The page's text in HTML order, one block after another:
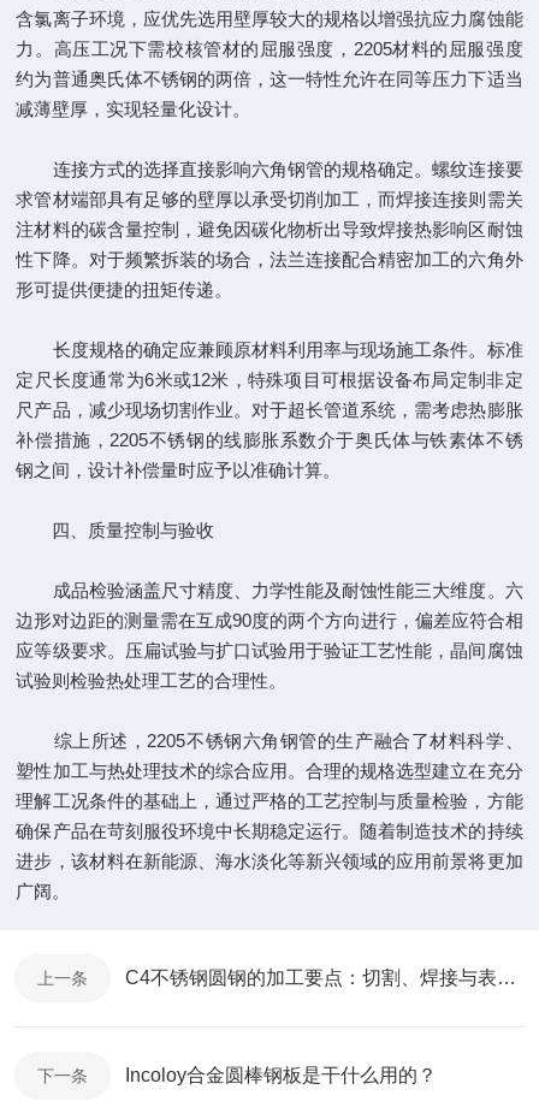
含氯离子环境，应优先选用壁厚较大的规格以增强抗应力腐蚀能
力。高压工况下需校核管材的屈服强度，2205材料的屈服强度
约为普通奥氏体不锈钢的两倍，这一特性允许在同等压力下适当
减薄壁厚，实现轻量化设计。
连接方式的选择直接影响六角钢管的规格确定。螺纹连接要
求管材端部具有足够的壁厚以承受切削加工，而焊接连接则需关
注材料的碳含量控制，避免因碳化物析出导致焊接热影响区耐蚀
性下降。对于频繁拆装的场合，法兰连接配合精密加工的六角外
形可提供便捷的扭矩传递。
长度规格的确定应兼顾原材料利用率与现场施工条件。标准
定尺长度通常为6米或12米，特殊项目可根据设备布局定制非定
尺产品，减少现场切割作业。对于超长管道系统，需考虑热膨胀
补偿措施，2205不锈钢的线膨胀系数介于奥氏体与铁素体不锈
钢之间，设计补偿量时应予以准确计算。
四、质量控制与验收
成品检验涵盖尺寸精度、力学性能及耐蚀性能三大维度。六
边形对边距的测量需在互成90度的两个方向进行，偏差应符合相
应等级要求。压扁试验与扩口试验用于验证工艺性能，晶间腐蚀
试验则检验热处理工艺的合理性。
综上所述，2205不锈钢六角钢管的生产融合了材料科学、
塑性加工与热处理技术的综合应用。合理的规格选型建立在充分
理解工况条件的基础上，通过严格的工艺控制与质量检验，方能
确保产品在苛刻服役环境中长期稳定运行。随着制造技术的持续
进步，该材料在新能源、海水淡化等新兴领域的应用前景将更加
广阔。
上一条 C4不锈钢圆钢的加工要点：切割、焊接与表面处理一文讲清
下一条 Incoloy合金圆棒钢板是干什么用的？